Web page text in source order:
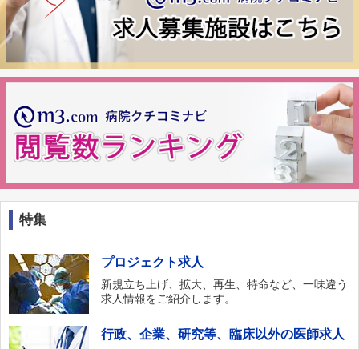
特集
プロジェクト求人
新規立ち上げ、拡大、再生、特命など、一味違う
求人情報をご紹介します。
行政、企業、研究等、臨床以外の医師求人